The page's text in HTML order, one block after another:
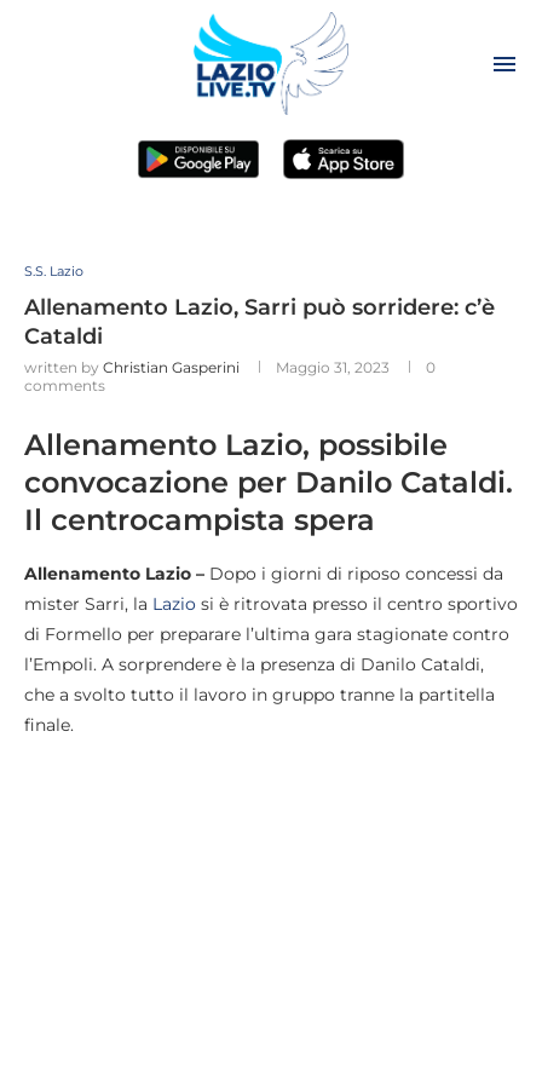
S.S. Lazio
Allenamento Lazio, Sarri può sorridere: c’è
Cataldi
written by Christian Gasperini Maggio 31, 2023
0
comments
Allenamento Lazio, possibile
convocazione per Danilo Cataldi.
Il centrocampista spera
Allenamento Lazio – Dopo i giorni di riposo concessi da
mister Sarri, la Lazio si è ritrovata presso il centro sportivo
di Formello per preparare l’ultima gara stagionate contro
l’Empoli. A sorprendere è la presenza di Danilo Cataldi,
che a svolto tutto il lavoro in gruppo tranne la partitella
finale.